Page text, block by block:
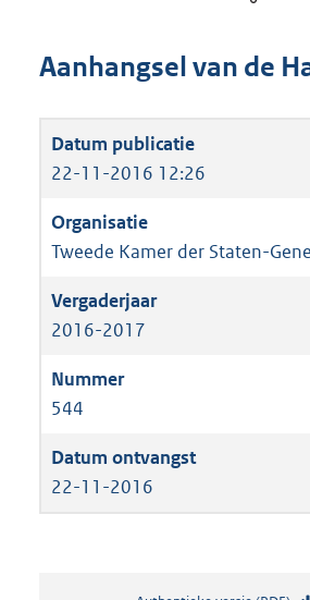
Aanhangsel van de
22-11-2016 12:26
Tweede Kamer der Staten-
2016-2017
544
22-11-2016